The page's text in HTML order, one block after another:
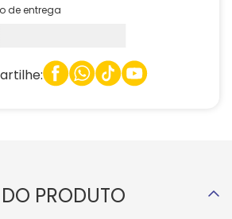
de entrega
PRODUTO